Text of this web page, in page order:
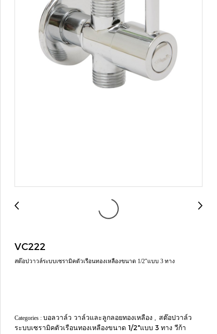
VC222
สต๊อปวาวล์ระบบเซรามิคตัวเรือนทองเหลืองขนาด 1/2"แบบ 3 ทาง
Categories : บอลวาล์ว วาล์วและลูกลอยทองเหลือง , สต๊อปวาล์ว
ระบบเซรามิคตัวเรือนทองเหลืองขนาด 1/2"แบบ 3 ทาง วีก้า